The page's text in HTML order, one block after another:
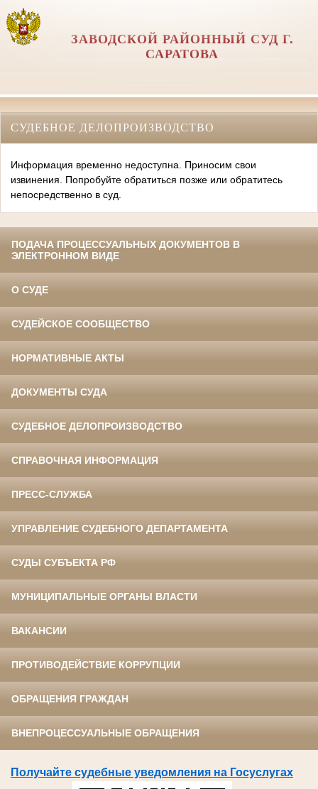
ЗАВОДСКОЙ РАЙОННЫЙ СУД Г.
САРАТОВА
СУДЕБНОЕ ДЕЛОПРОИЗВОДСТВО
Информация временно недоступна. Приносим свои
извинения. Попробуйте обратиться позже или обратитесь
непосредственно в суд.
ПОДАЧА ПРОЦЕССУАЛЬНЫХ ДОКУМЕНТОВ В
ЭЛЕКТРОННОМ ВИДЕ
О СУДЕ
СУДЕЙСКОЕ СООБЩЕСТВО
НОРМАТИВНЫЕ АКТЫ
ДОКУМЕНТЫ СУДА
СУДЕБНОЕ ДЕЛОПРОИЗВОДСТВО
СПРАВОЧНАЯ ИНФОРМАЦИЯ
ПРЕСС-СЛУЖБА
УПРАВЛЕНИЕ СУДЕБНОГО ДЕПАРТАМЕНТА
СУДЫ СУБЪЕКТА РФ
МУНИЦИПАЛЬНЫЕ ОРГАНЫ ВЛАСТИ
ВАКАНСИИ
ПРОТИВОДЕЙСТВИЕ КОРРУПЦИИ
ОБРАЩЕНИЯ ГРАЖДАН
ВНЕПРОЦЕССУАЛЬНЫЕ ОБРАЩЕНИЯ
Получайте судебные уведомления на Госуслугах